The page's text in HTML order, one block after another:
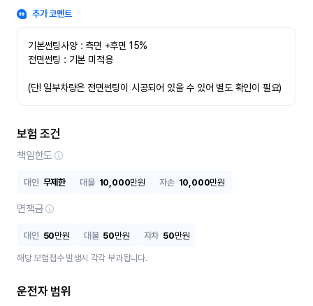
추가 코멘트
기본썬팅사양 : 측면 +후면 15%
전면썬팅 : 기본 미적용
(단! 일부차량은 전면썬팅이 시공되어 있을 수 있어 별도 확인이 필요)
보험 조건
책임한도
대인 무제한 대물 10,000만원 자손 10,000만원
면책금
대인 50만원 대물 50만원 자차 50만원
해당 보험접수 발생시 각각 부과됩니다.
운전자 범위